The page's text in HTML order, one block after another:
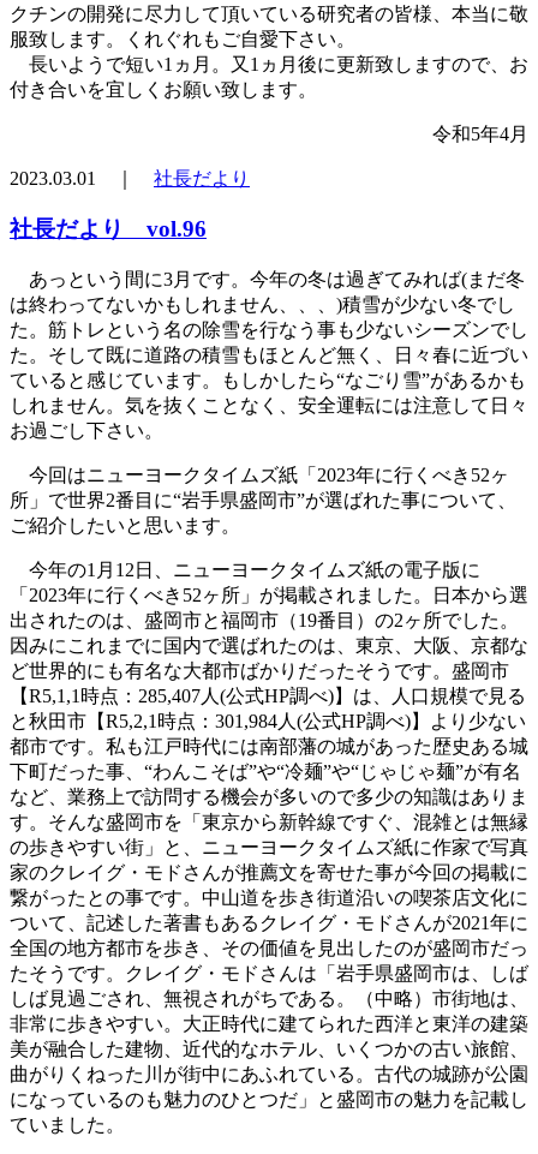
クチンの開発に尽力して頂いている研究者の皆様、本当に敬
服致します。くれぐれもご自愛下さい。
長いようで短い1ヵ月。又1ヵ月後に更新致しますので、お
付き合いを宜しくお願い致します。
令和5年4月
2023.03.01 ｜ 社長だより
社長だより vol.96
あっという間に3月です。今年の冬は過ぎてみれば(まだ冬
は終わってないかもしれません、、、)積雪が少ない冬でし
た。筋トレという名の除雪を行なう事も少ないシーズンでし
た。そして既に道路の積雪もほとんど無く、日々春に近づい
ていると感じています。もしかしたら“なごり雪”があるかも
しれません。気を抜くことなく、安全運転には注意して日々
お過ごし下さい。
今回はニューヨークタイムズ紙「2023年に行くべき52ヶ
所」で世界2番目に“岩手県盛岡市”が選ばれた事について、
ご紹介したいと思います。
今年の1月12日、ニューヨークタイムズ紙の電子版に
「2023年に行くべき52ヶ所」が掲載されました。日本から選
出されたのは、盛岡市と福岡市（19番目）の2ヶ所でした。
因みにこれまでに国内で選ばれたのは、東京、大阪、京都な
ど世界的にも有名な大都市ばかりだったそうです。盛岡市
【R5,1,1時点：285,407人(公式HP調べ)】は、人口規模で見る
と秋田市【R5,2,1時点：301,984人(公式HP調べ)】より少ない
都市です。私も江戸時代には南部藩の城があった歴史ある城
下町だった事、“わんこそば”や“冷麺”や“じゃじゃ麺”が有名
など、業務上で訪問する機会が多いので多少の知識はありま
す。そんな盛岡市を「東京から新幹線ですぐ、混雑とは無縁
の歩きやすい街」と、ニューヨークタイムズ紙に作家で写真
家のクレイグ・モドさんが推薦文を寄せた事が今回の掲載に
繋がったとの事です。中山道を歩き街道沿いの喫茶店文化に
ついて、記述した著書もあるクレイグ・モドさんが2021年に
全国の地方都市を歩き、その価値を見出したのが盛岡市だっ
たそうです。クレイグ・モドさんは「岩手県盛岡市は、しば
しば見過ごされ、無視されがちである。（中略）市街地は、
非常に歩きやすい。大正時代に建てられた西洋と東洋の建築
美が融合した建物、近代的なホテル、いくつかの古い旅館、
曲がりくねった川が街中にあふれている。古代の城跡が公園
になっているのも魅力のひとつだ」と盛岡市の魅力を記載し
ていました。